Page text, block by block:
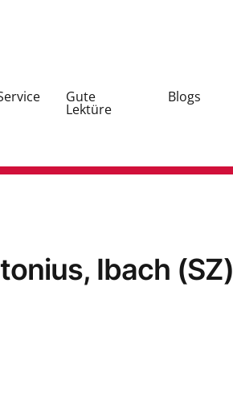
Gute
Lektüre
Blogs
Ibach (SZ)